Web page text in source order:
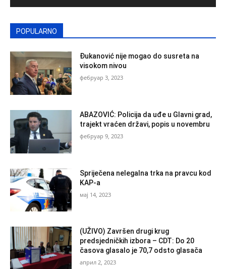
POPULARNO
Đukanović nije mogao do susreta na
visokom nivou
фебруар 3, 2023
ABAZOVIĆ: Policija da uđe u Glavni grad,
trajekt vraćen državi, popis u novembru
фебруар 9, 2023
Spriječena nelegalna trka na pravcu kod
KAP-a
мај 14, 2023
(UŽIVO) Završen drugi krug
predsjedničkih izbora – CDT: Do 20
časova glasalo je 70,7 odsto glasača
април 2, 2023